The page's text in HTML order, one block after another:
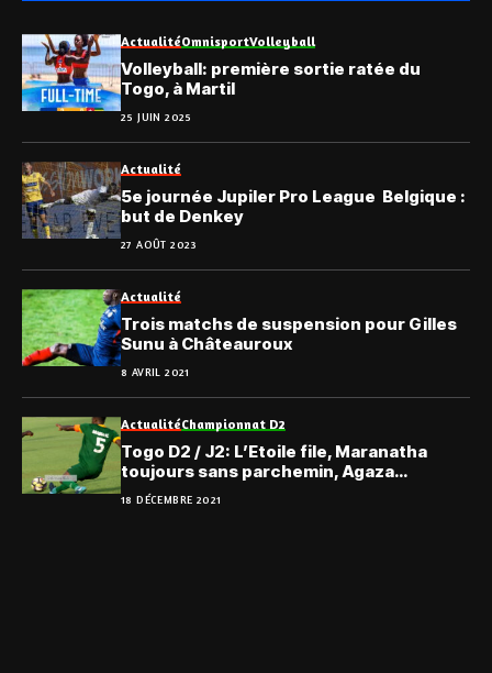
ActualitéOmnisportVolleyball
Volleyball: première sortie ratée du
Togo, à Martil
25 JUIN 2025
Actualité
5e journée Jupiler Pro League Belgique :
but de Denkey
27 AOÛT 2023
Actualité
Trois matchs de suspension pour Gilles
Sunu à Châteauroux
8 AVRIL 2021
ActualitéChampionnat D2
Togo D2 / J2: L’Etoile file, Maranatha
toujours sans parchemin, Agaza
démarre
18 DÉCEMBRE 2021